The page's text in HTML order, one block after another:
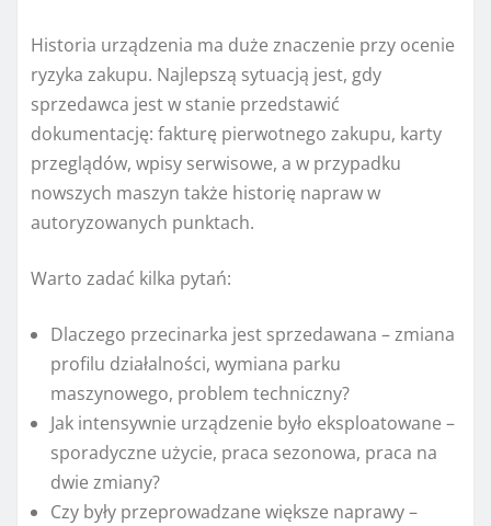
Historia urządzenia ma duże znaczenie przy ocenie
ryzyka zakupu. Najlepszą sytuacją jest, gdy
sprzedawca jest w stanie przedstawić
dokumentację: fakturę pierwotnego zakupu, karty
przeglądów, wpisy serwisowe, a w przypadku
nowszych maszyn także historię napraw w
autoryzowanych punktach.
Warto zadać kilka pytań:
Dlaczego przecinarka jest sprzedawana – zmiana
profilu działalności, wymiana parku
maszynowego, problem techniczny?
Jak intensywnie urządzenie było eksploatowane –
sporadyczne użycie, praca sezonowa, praca na
dwie zmiany?
Czy były przeprowadzane większe naprawy –